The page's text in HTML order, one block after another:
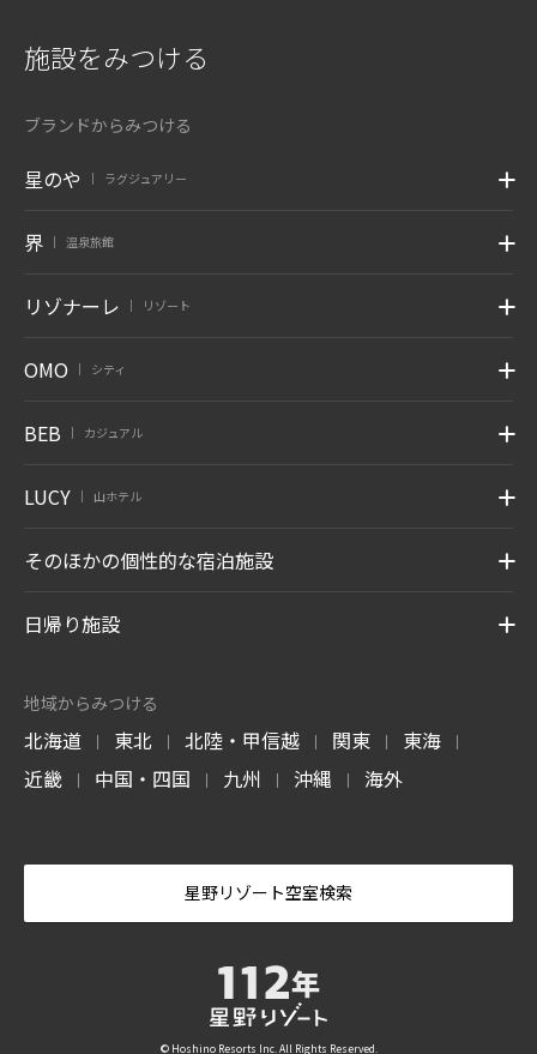
施設をみつける
ブランドからみつける
星のや ラグジュアリー
界 温泉旅館
リゾナーレ リゾート
OMO シティ
BEB カジュアル
LUCY 山ホテル
そのほかの個性的な宿泊施設
日帰り施設
地域からみつける
北海道 | 東北 | 北陸・甲信越 | 関東 | 東海 |
近畿 | 中国・四国 | 九州 | 沖縄 | 海外
星野リゾート空室検索
© Hoshino Resorts Inc. All Rights Reserved.